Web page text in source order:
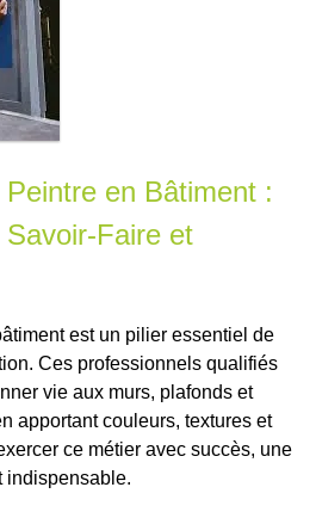
en Bâtiment :
Faire et
est un pilier essentiel de
Ces professionnels qualifiés
vie aux murs, plafonds et
apportant couleurs, textures et
ce métier avec succès, une
indispensable.